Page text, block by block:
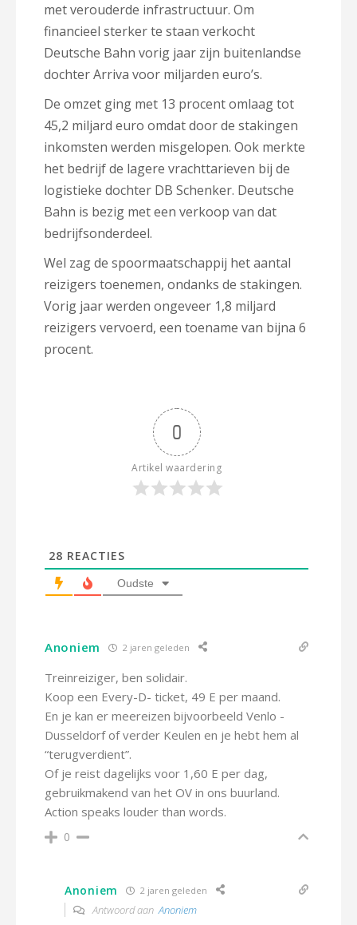
met verouderde infrastructuur. Om
financieel sterker te staan verkocht
Deutsche Bahn vorig jaar zijn buitenlandse
dochter Arriva voor miljarden euro’s.
De omzet ging met 13 procent omlaag tot
45,2 miljard euro omdat door de stakingen
inkomsten werden misgelopen. Ook merkte
het bedrijf de lagere vrachttarieven bij de
logistieke dochter DB Schenker. Deutsche
Bahn is bezig met een verkoop van dat
bedrijfsonderdeel.
Wel zag de spoormaatschappij het aantal
reizigers toenemen, ondanks de stakingen.
Vorig jaar werden ongeveer 1,8 miljard
reizigers vervoerd, een toename van bijna 6
procent.
0
Artikel waardering
28 REACTIES
Oudste
Anoniem 2 jaren geleden
Treinreiziger, ben solidair.
Koop een Every-D- ticket, 49 E per maand.
En je kan er meereizen bijvoorbeeld Venlo -
Dusseldorf of verder Keulen en je hebt hem al
“terugverdient”.
Of je reist dagelijks voor 1,60 E per dag,
gebruikmakend van het OV in ons buurland.
Action speaks louder than words.
0
Anoniem 2 jaren geleden
Antwoord aanAnoniem